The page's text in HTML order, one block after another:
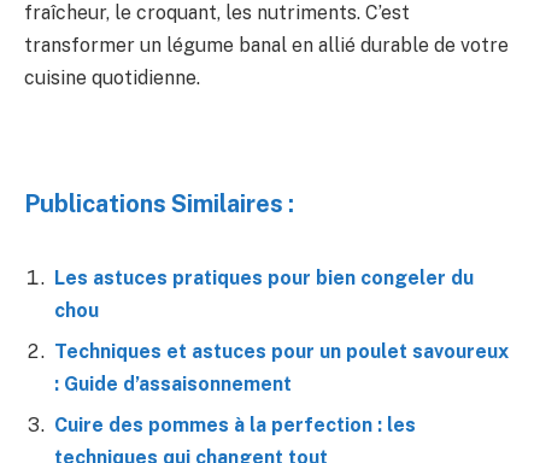
fraîcheur, le croquant, les nutriments. C’est
transformer un légume banal en allié durable de votre
cuisine quotidienne.
Publications Similaires :
Les astuces pratiques pour bien congeler du
chou
Techniques et astuces pour un poulet savoureux
: Guide d’assaisonnement
Cuire des pommes à la perfection : les
techniques qui changent tout